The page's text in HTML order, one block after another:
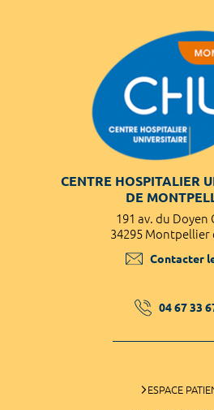
CENTRE HOSPITALIER
DE
191 av. du Doyen
34295 Montpellier
Contacter
04 67 33
ESPACE